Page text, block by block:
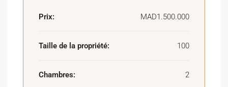
Prix: MAD1.500.000
Taille de la propriété: 100
Chambres: 2